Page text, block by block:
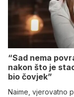
“Sad nema
nakon što je
bio čovjek”
Naime, vjerovatno